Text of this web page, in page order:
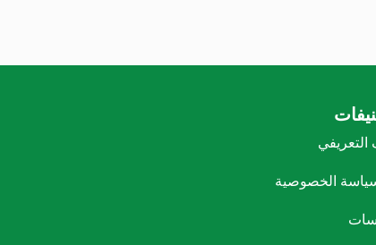
التعريفي
الخصوصية